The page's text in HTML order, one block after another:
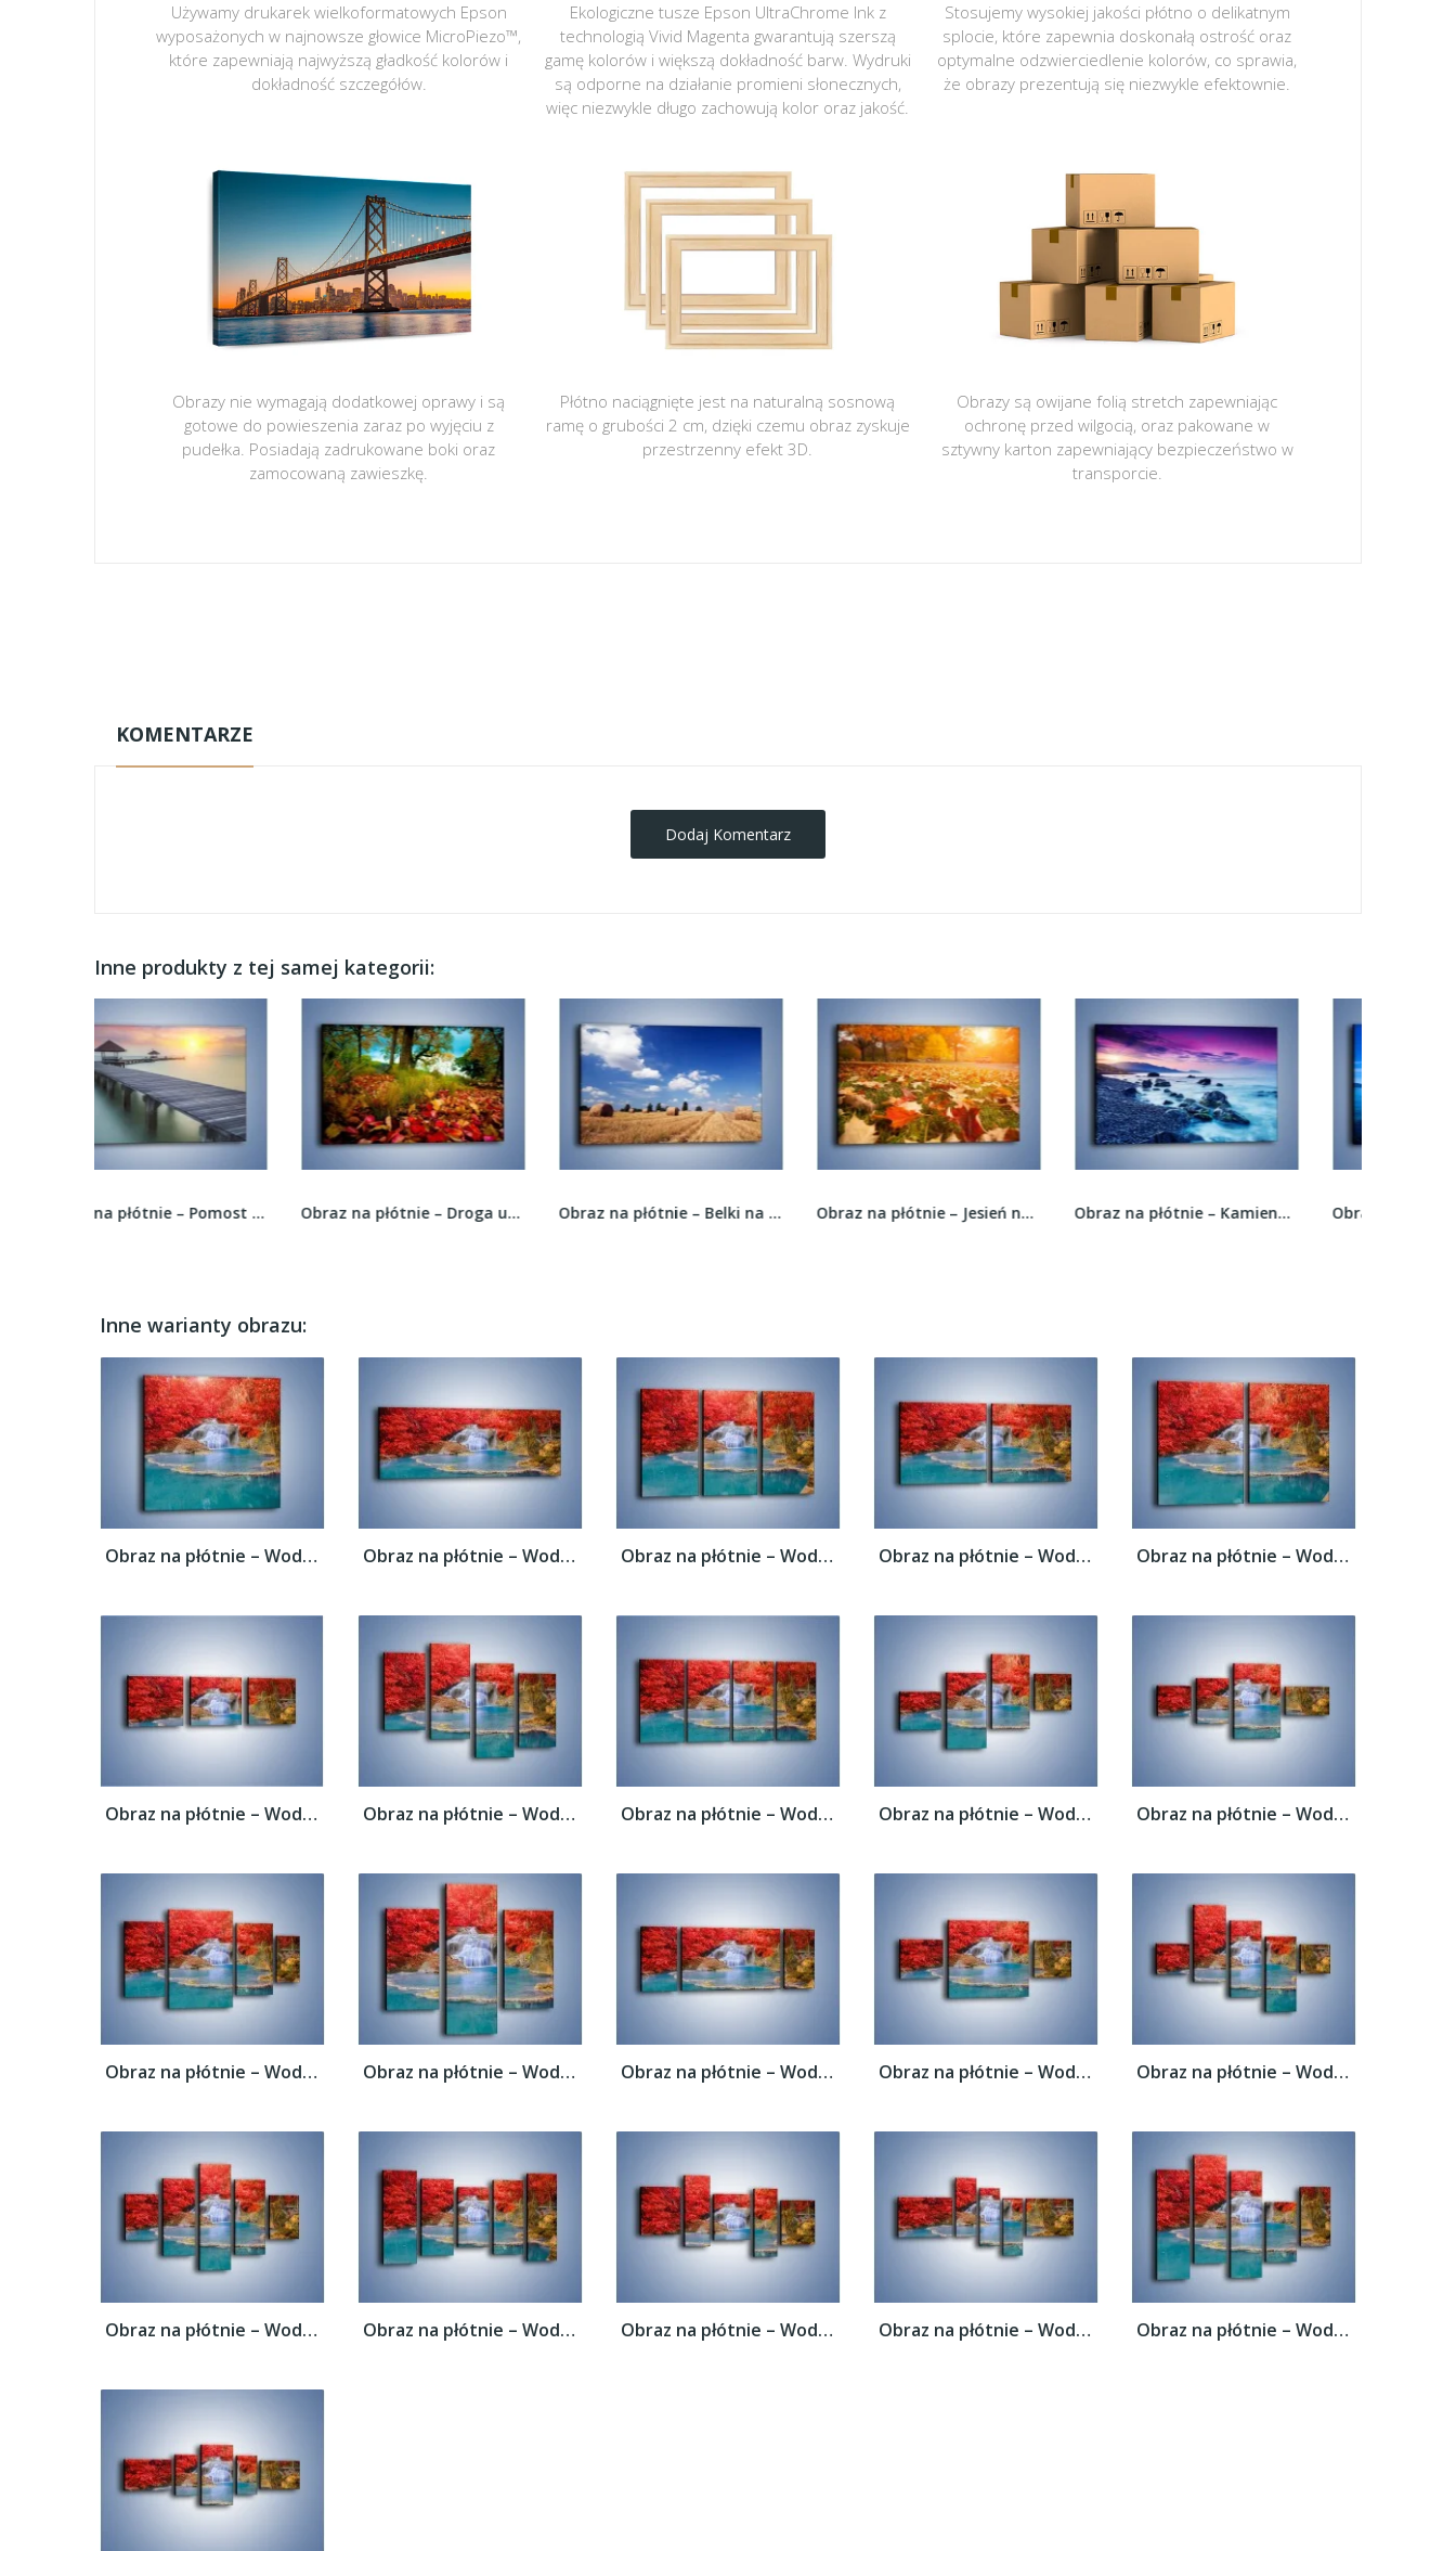
Używamy drukarek wielkoformatowych Epson
wyposażonych w najnowsze głowice MicroPiezo™,
które zapewniają najwyższą gładkość kolorów i
dokładność szczegółów.
Ekologiczne tusze Epson UltraChrome Ink z
technologią Vivid Magenta gwarantują szerszą
gamę kolorów i większą dokładność barw. Wydruki
są odporne na działanie promieni słonecznych,
więc niezwykle długo zachowują kolor oraz jakość.
Stosujemy wysokiej jakości płótno o delikatnym
splocie, które zapewnia doskonałą ostrość oraz
optymalne odzwierciedlenie kolorów, co sprawia,
że obrazy prezentują się niezwykle efektownie.
Obrazy nie wymagają dodatkowej oprawy i są
gotowe do powieszenia zaraz po wyjęciu z
pudełka. Posiadają zadrukowane boki oraz
zamocowaną zawieszkę.
Płótno naciągnięte jest na naturalną sosnową
ramę o grubości 2 cm, dzięki czemu obraz zyskuje
przestrzenny efekt 3D.
Obrazy są owijane folią stretch zapewniając
ochronę przed wilgocią, oraz pakowane w
sztywny karton zapewniający bezpieczeństwo w
transporcie.
KOMENTARZE
Dodaj Komentarz
Inne produkty z tej samej kategorii:
Obraz na płótnie – Droga usłana liśćmi –... Obraz na płótnie – Belki na polskiej wsi –... Obraz na płótnie – Jesień na trawie –... Obraz na płótnie – Kamienny brzeg nad błękitem... Obraz na płótnie – Górska rzeka latem –...
Inne warianty obrazu:
Obraz na płótnie – Woda wokół czerwieni –... Obraz na płótnie – Woda wokół czerwieni –... Obraz na płótnie – Woda wokół czerwieni –... Obraz na płótnie – Woda wokół czerwieni –... Obraz na płótnie – Woda wokół czerwieni –...
Obraz na płótnie – Woda wokół czerwieni –... Obraz na płótnie – Woda wokół czerwieni –... Obraz na płótnie – Woda wokół czerwieni –... Obraz na płótnie – Woda wokół czerwieni –... Obraz na płótnie – Woda wokół czerwieni –...
Obraz na płótnie – Woda wokół czerwieni –... Obraz na płótnie – Woda wokół czerwieni –... Obraz na płótnie – Woda wokół czerwieni –... Obraz na płótnie – Woda wokół czerwieni –... Obraz na płótnie – Woda wokół czerwieni –...
Obraz na płótnie – Woda wokół czerwieni –... Obraz na płótnie – Woda wokół czerwieni –... Obraz na płótnie – Woda wokół czerwieni –... Obraz na płótnie – Woda wokół czerwieni –... Obraz na płótnie – Woda wokół czerwieni –...